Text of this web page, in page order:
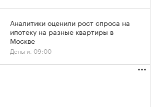
Аналитики оценили рост спроса на
ипотеку на разные квартиры в
Москве
Деньги, 09:00